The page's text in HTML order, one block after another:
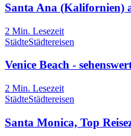
Santa Ana (Kalifornien)
2 Min. Lesezeit
StädteStädtereisen
Venice Beach -
2 Min. Lesezeit
StädteStädtereisen
Santa Monica, Top